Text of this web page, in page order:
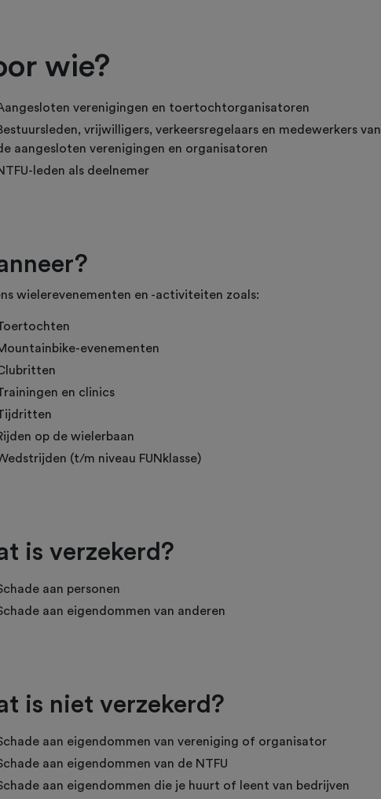
wie?
verenigingen en toertochtorganisatoren
vrijwilligers, verkeersregelaars en medewerkers van
aangesloten verenigingen en organisatoren
leden als deelnemer
wielerevenementen en -activiteiten zoals:
evenementen
en clinics
op de wielerbaan
(t/m niveau FUNklasse)
is verzekerd?
aan personen
aan eigendommen van anderen
is niet verzekerd?
aan eigendommen van vereniging of organisator
aan eigendommen van de NTFU
aan eigendommen die je huurt of leent van bedrijven